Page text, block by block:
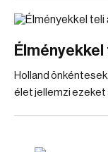
Holland
élet jellemzi ezeket